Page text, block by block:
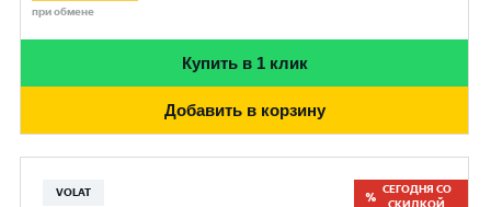
при обмене
Купить в 1 клик
Добавить в корзину
VOLAT
СЕГОДНЯ СО